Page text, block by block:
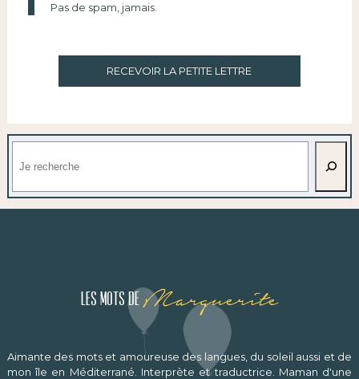
Pas de spam, jamais.
RECEVOIR LA PETITE LETTRE
Les mots de Marguerite
Aimante des mots et amoureuse des langues, du soleil aussi et de
mon île en Méditerrané. Interprète et traductrice. Maman d'une